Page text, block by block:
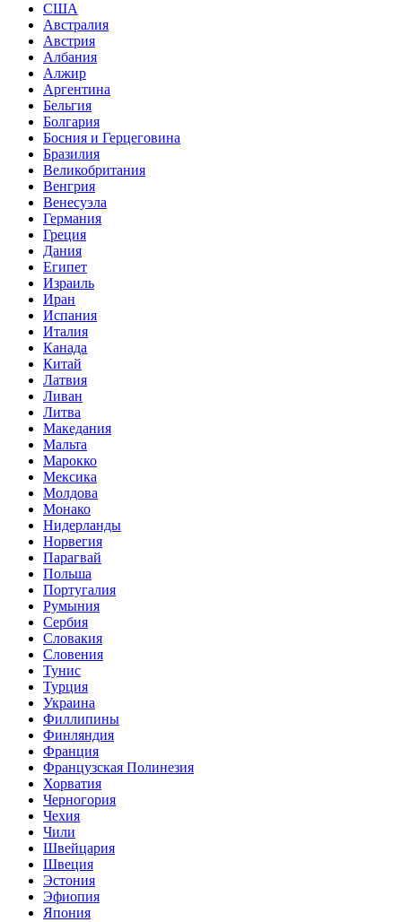
США
Австралия
Австрия
Албания
Алжир
Аргентина
Бельгия
Болгария
Босния и Герцеговина
Бразилия
Великобритания
Венгрия
Венесуэла
Германия
Греция
Дания
Египет
Израиль
Иран
Испания
Италия
Канада
Китай
Латвия
Ливан
Литва
Македания
Мальта
Марокко
Мексика
Молдова
Монако
Нидерланды
Норвегия
Парагвай
Польша
Португалия
Румыния
Сербия
Словакия
Словения
Тунис
Турция
Украина
Филлипины
Финляндия
Франция
Французская Полинезия
Хорватия
Черногория
Чехия
Чили
Швейцария
Швеция
Эстония
Эфиопия
Япония